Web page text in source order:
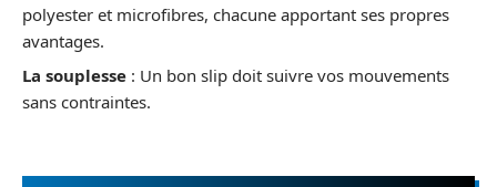
polyester et microfibres, chacune apportant ses propres
avantages.
La souplesse : Un bon slip doit suivre vos mouvements
sans contraintes.